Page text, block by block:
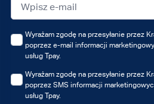
Wyrażam zgodę na przesyłanie przez
poprzez e-mail informacji
usług Tpay.
Wyrażam zgodę na przesyłanie przez
poprzez SMS informacji
usług Tpay.